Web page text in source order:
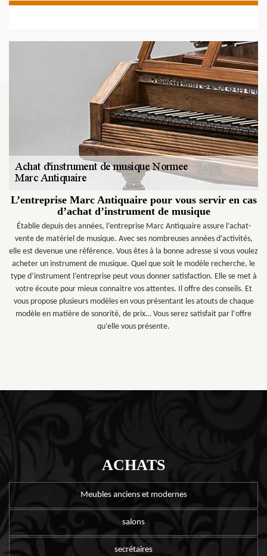
L’entreprise Marc Antiquaire pour vous servir en cas
d’achat d’instrument de musique
Établie depuis des années, l’entreprise Marc Antiquaire assure l’achat-
vente de matériel de musique. Avec ses nombreuses années d’activités,
elle est devenue une référence. Vous êtes à la bonne adresse si vous voulez
acheter un instrument de musique. Quel que soit le modèle recherche, le
type d’instrument l’entreprise peut vous donner satisfaction. Elle se met à
votre écoute pour mieux connaitre vos attentes. Il offre des conseils. Et
vous propose plusieurs modèles en vous présentant les atouts de chaque
modèle en matière de sonorité, de prix… Vous serez satisfait par l‘offre
qu’elle vous présente.
ACHATS
Meubles anciens et modernes
salons
secrétaires